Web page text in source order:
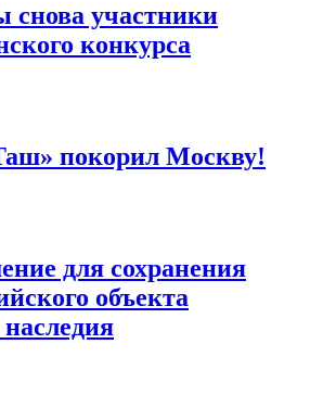
снова участники
конкурса
покорил Москву!
для сохранения
объекта